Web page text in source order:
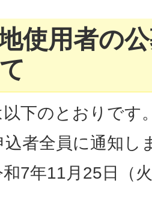
使用者の
下のとおりです
者全員に通知し
7年11月25日（